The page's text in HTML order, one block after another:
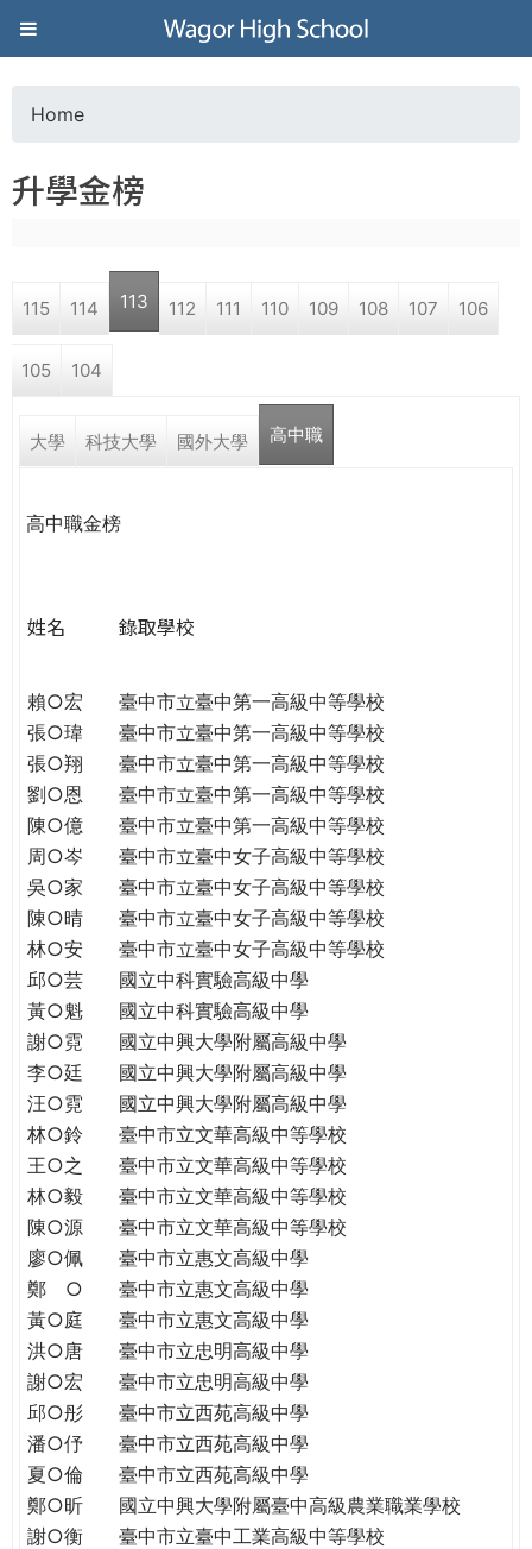
Jump to navigation
葳
格
高
學
格。
民。
WAGOR
TODAY
THE
WORLD
TOMORROW
PUTTING
YOU
THE
PATH
GLOBAL
CITIZENSHIP
o
a
r
e
r
Home
升學金榜
115 114 113 112 111 110 109 108 107 106
105 104
大學 科技大學 國外大學 高中職
高中職金榜
姓名 錄取學校
賴○宏
臺中市立臺中第一高級中等學校
張○瑋
臺中市立臺中第一高級中等學校
張○翔
臺中市立臺中第一高級中等學校
劉○恩
臺中市立臺中第一高級中等學校
陳○億
臺中市立臺中第一高級中等學校
周○岑
臺中市立臺中女子高級中等學校
吳○家
臺中市立臺中女子高級中等學校
陳○晴
臺中市立臺中女子高級中等學校
林○安
臺中市立臺中女子高級中等學校
邱○芸
國立中科實驗高級中學
黃○魁
國立中科實驗高級中學
謝○霓
國立中興大學附屬高級中學
李○廷
國立中興大學附屬高級中學
汪○霓
國立中興大學附屬高級中學
林○鈴
臺中市立文華高級中等學校
王○之
臺中市立文華高級中等學校
林○毅
臺中市立文華高級中等學校
陳○源
臺中市立文華高級中等學校
廖○佩
臺中市立惠文高級中學
鄭 ○
臺中市立惠文高級中學
黃○庭
臺中市立惠文高級中學
洪○唐
臺中市立忠明高級中學
謝○宏
臺中市立忠明高級中學
邱○彤
臺中市立西苑高級中學
潘○伃
臺中市立西苑高級中學
夏○倫
臺中市立西苑高級中學
鄭○昕
國立中興大學附屬臺中高級農業職業學校
謝○衡
臺中市立臺中工業高級中等學校